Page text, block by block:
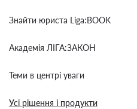
Знайти юриста Liga:BOOK
Академія ЛІГА:ЗАКОН
Теми в центрі уваги
Усі рішення і продукти